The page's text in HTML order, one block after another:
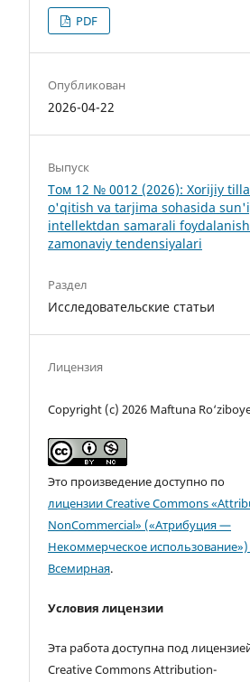
PDF
Опубликован
2026-04-22
Выпуск
Том 12 № 0012 (2026): Xorijiy
o'qitish va tarjima sohasida
intellektdan samarali
zamonaviy tendensiyalari
Раздел
Исследовательские статьи
Лицензия
Copyright (c) 2026 Maftuna
Это произведение доступно по
лицензии Creative Commons
NonCommercial» («Атрибуция —
Некоммерческое использование»)
Всемирная.
Условия лицензии
Эта работа доступна под
Creative Commons Attribution-